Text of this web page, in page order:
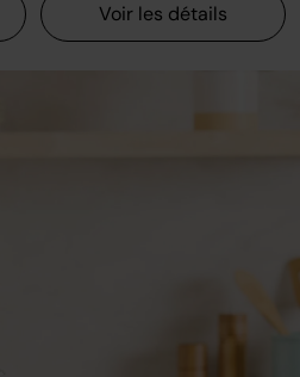
Voir les détails